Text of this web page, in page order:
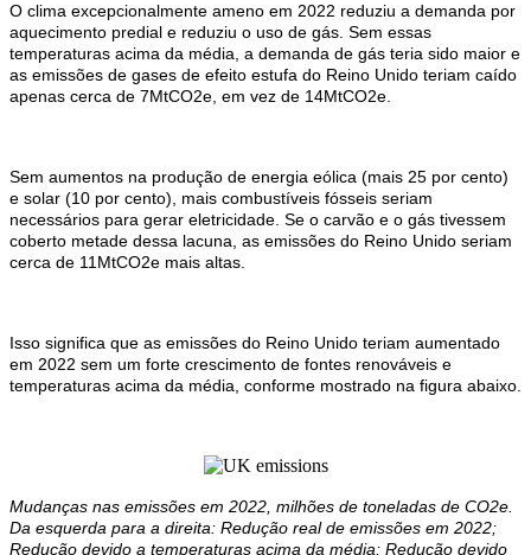
O clima excepcionalmente ameno em 2022 reduziu a demanda por
aquecimento predial e reduziu o uso de gás. Sem essas
temperaturas acima da média, a demanda de gás teria sido maior e
as emissões de gases de efeito estufa do Reino Unido teriam caído
apenas cerca de 7MtCO2e, em vez de 14MtCO2e.
Sem aumentos na produção de energia eólica (mais 25 por cento)
e solar (10 por cento), mais combustíveis fósseis seriam
necessários para gerar eletricidade. Se o carvão e o gás tivessem
coberto metade dessa lacuna, as emissões do Reino Unido seriam
cerca de 11MtCO2e mais altas.
Isso significa que as emissões do Reino Unido teriam aumentado
em 2022 sem um forte crescimento de fontes renováveis ​​e
temperaturas acima da média, conforme mostrado na figura abaixo.
Mudanças nas emissões em 2022, milhões de toneladas de CO2e.
Da esquerda para a direita: Redução real de emissões em 2022;
Redução devido a temperaturas acima da média; Redução devido